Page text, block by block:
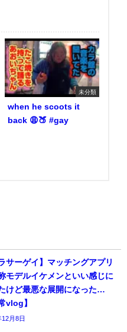
未分類
when he scoots it
back 😩🍑 #gay
サーゲイ】マッチングアプリ
モデルイケメンといい感じに
けど最悪な展開になった…
vlog】
月8日